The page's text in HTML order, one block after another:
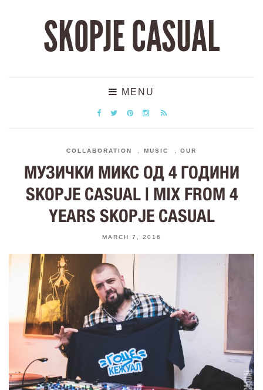
SKOPJE CASUAL
MENU
COLLABORATION MUSIC OUR
МУЗИЧКИ МИКС ОД 4 ГОДИНИ
SKOPJE CASUAL | MIX FROM 4
YEARS SKOPJE CASUAL
MARCH 7, 2016